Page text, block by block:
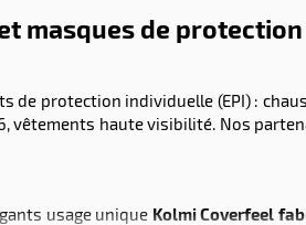
masques de protection
protection individuelle (EPI) :
haute visibilité. Nos
usage unique Kolmi Coverfeel